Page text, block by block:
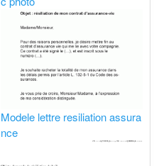
Modele lettre resiliation assura
nce